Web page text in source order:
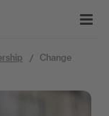
Change